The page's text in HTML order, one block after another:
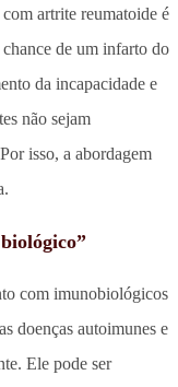
artrite reumatoide é
de um infarto do
da incapacidade e
não sejam
isso, a abordagem
com imunobiológicos
doenças autoimunes e
Ele pode ser